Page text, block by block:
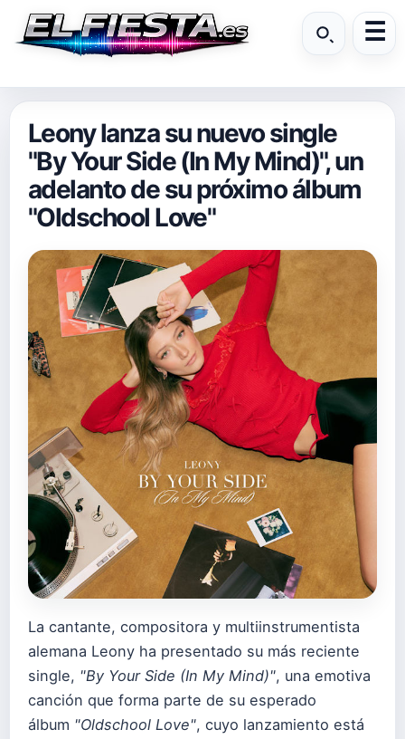
Leony lanza su nuevo single
"By Your Side (In My Mind)", un
adelanto de su próximo álbum
"Oldschool Love"
La cantante, compositora y multiinstrumentista
alemana Leony ha presentado su más reciente
single, "By Your Side (In My Mind)", una emotiva
canción que forma parte de su esperado
álbum "Oldschool Love", cuyo lanzamiento está